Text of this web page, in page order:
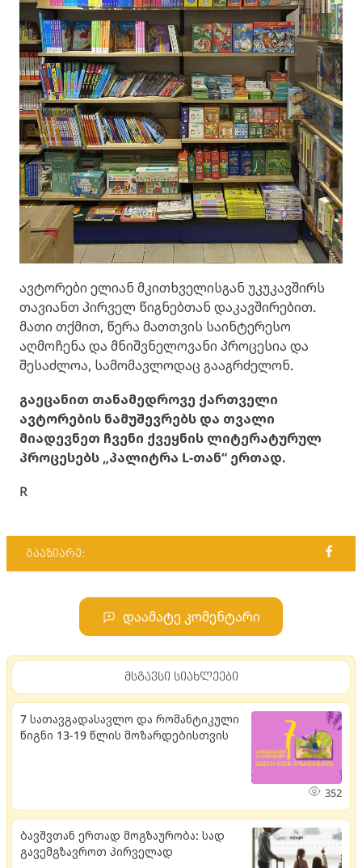
ავტორები ელიან მკითხველისგან უკუკავშირს
თავიანთ პირველ წიგნებთან დაკავშირებით.
მათი თქმით, წერა მათთვის საინტერესო
აღმოჩენა და მნიშვნელოვანი პროცესია და
შესაძლოა, სამომავლოდაც გააგრძელონ.
გაეცანით თანამედროვე ქართველი
ავტორების ნამუშევრებს და თვალი
მიადევნეთ ჩვენი ქვეყნის ლიტერატურულ
პროცესებს „პალიტრა L-თან“ ერთად.
R
გააზიარე:
დაამატე კომენტარი
მსგავსი სიახლეები
7 სათავგადასავლო და რომანტიკული
წიგნი 13-19 წლის მოზარდებისთვის
352
ბავშვთან ერთად მოგზაურობა: სად
გავემგზავროთ პირველად